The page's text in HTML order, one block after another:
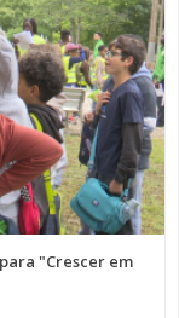
"Crescer em